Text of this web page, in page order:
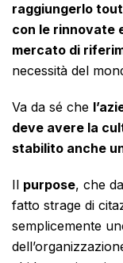
raggiungerlo
con le rinnovate
mercato di
necessità del
Va da sé che
deve avere la
stabilito anche
Il purpose, che
fatto strage di
semplicemente